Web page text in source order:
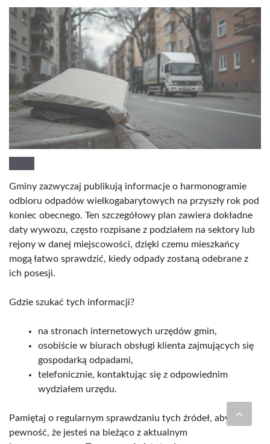
Gminy zazwyczaj publikują informacje o harmonogramie
odbioru odpadów wielkogabarytowych na przyszły rok pod
koniec obecnego. Ten szczegółowy plan zawiera dokładne
daty wywozu, często rozpisane z podziałem na sektory lub
rejony w danej miejscowości, dzięki czemu mieszkańcy
mogą łatwo sprawdzić, kiedy odpady zostaną odebrane z
ich posesji.
Gdzie szukać tych informacji?
na stronach internetowych urzędów gmin,
osobiście w biurach obsługi klienta zajmujących się
gospodarką odpadami,
telefonicznie, kontaktując się z odpowiednim
wydziałem urzędu.
Pamiętaj o regularnym sprawdzaniu tych źródeł, aby mieć
pewność, że jesteś na bieżąco z aktualnym